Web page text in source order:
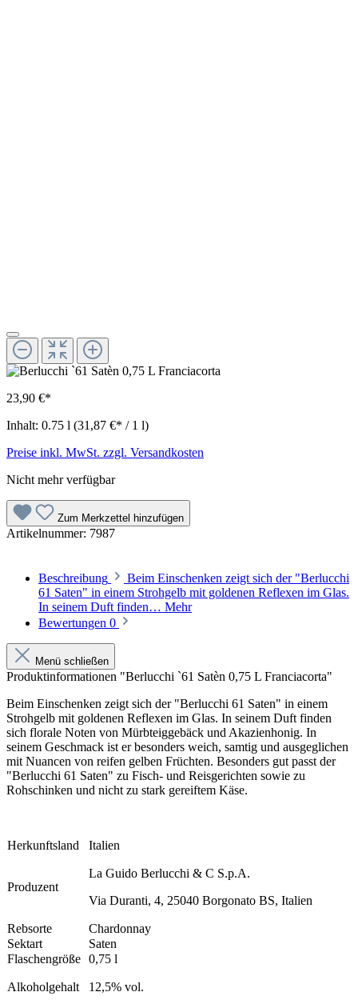
23,90 €*
Inhalt: 0.75 l (31,87 €* / 1 l)
Preise inkl. MwSt. zzgl. Versandkosten
Nicht mehr verfügbar
Zum Merkzettel hinzufügen
Artikelnummer: 7987
Beschreibung
Beim Einschenken zeigt sich der "Berlucchi
61 Saten" in einem Strohgelb mit goldenen Reflexen im Glas.
In seinem Duft finden… Mehr
Bewertungen 0
Menü schließen
Produktinformationen "Berlucchi `61 Satèn 0,75 L Franciacorta"
Beim Einschenken zeigt sich der "Berlucchi 61 Saten" in einem
Strohgelb mit goldenen Reflexen im Glas. In seinem Duft finden
sich florale Noten von Mürbteiggebäck und Akazienhonig. In
seinem Geschmack ist er besonders weich, samtig und ausgeglichen
mit Nuancen von reifen gelben Früchten. Besonders gut passt der
"Berlucchi 61 Saten" zu Fisch- und Reisgerichten sowie zu
Rohschinken und nicht zu stark gereiftem Käse.
Herkunftsland Italien
Produzent
La Guido Berlucchi & C S.p.A.
Via Duranti, 4, 25040 Borgonato BS, Italien
Rebsorte
Chardonnay
Sektart
Saten
Flaschengröße 0,75 l
Alkoholgehalt 12,5% vol.